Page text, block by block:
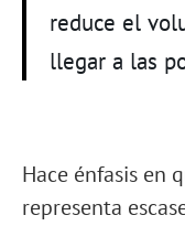
reduce el
llegar a las
Hace énfasis en
representa